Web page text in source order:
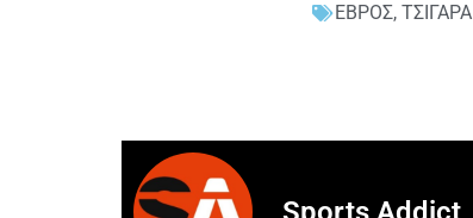
ΕΒΡΟΣ, ΤΣΙΓΑΡΑ